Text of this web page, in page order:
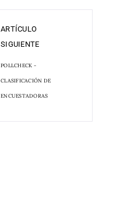
ARTÍCULO
SIGUIENTE
POLLCHECK -
CLASIFICACIÓN DE
ENCUESTADORAS